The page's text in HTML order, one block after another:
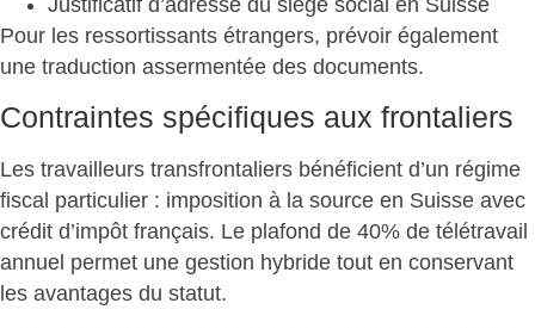
Pour les ressortissants étrangers, prévoir également
une traduction assermentée des documents.
Contraintes spécifiques aux frontaliers
Les travailleurs transfrontaliers bénéficient d’un régime
fiscal particulier : imposition à la source en Suisse avec
crédit d’impôt français. Le plafond de 40% de télétravail
annuel permet une gestion hybride tout en conservant
les avantages du statut.